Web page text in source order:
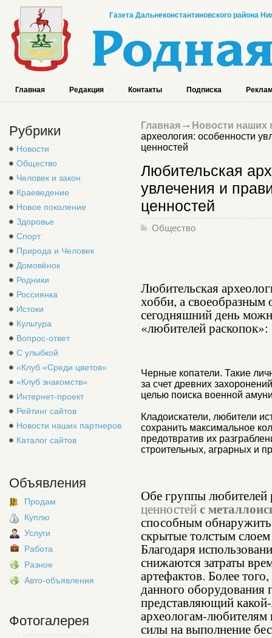
Газета Дальнеконстантиновского района
Главная Редакция Контакты Подписка
Рубрики
Новости
Общество
Человек и закон
Краеведение
Новое поколение
Здоровье
Спорт
Природа и Человек
Домовёнок
Родники
Россиянка
Истоки
Культура
Вопрос-ответ
С улыбкой
«Клуб «Среди цветов»
«Клуб знакомств»
Интернет-проект
Рейтинг сайтов
Новости наших партнеров
Каталог сайтов
Объявления
Продам
Куплю
Услуги
Работа
Разное
Авто-объявления
Фотогалерея
Главная
Новости наших
археология: особенности
ценностей
Любительская
увлечения и
ценностей
Общество
Любительская
хобби, а
сегодняшний день
«любителей раскопок»:
Черные копатели. Такие
за счет древних
целью поиска военной
Кладоискатели, любители
сохранить максимальное
предотвратив их
строительных, аграрных и
Обе группы любителей
ценностейс
способным
скрытые толстым
Благодаря
снижаются затраты
артефактов. Более
данного оборудования
представляющий
археологам-любителям
силы на выполнение